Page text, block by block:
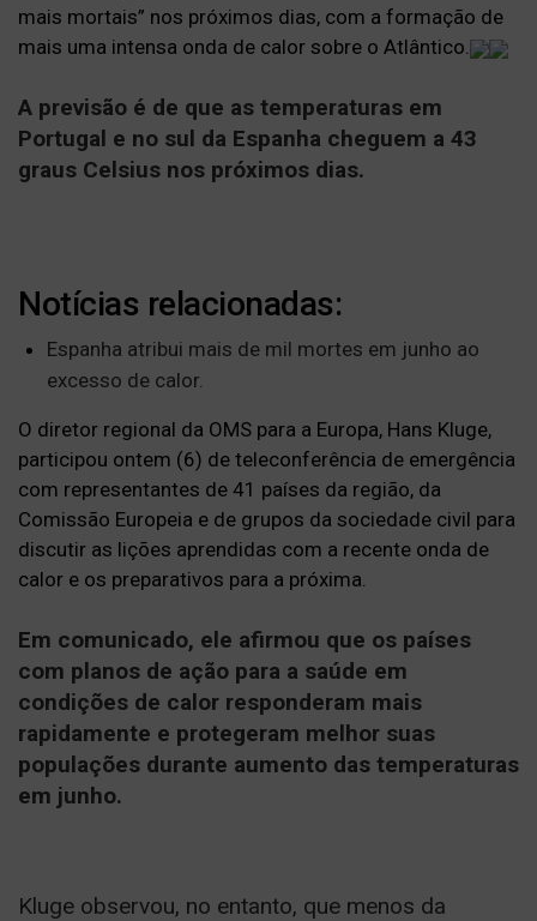
mais mortais” nos próximos dias, com a formação de
mais uma intensa onda de calor sobre o Atlântico.
A previsão é de que as temperaturas em
Portugal e no sul da Espanha cheguem a 43
graus Celsius nos próximos dias.
Notícias relacionadas:
Espanha atribui mais de mil mortes em junho ao
excesso de calor.
O diretor regional da OMS para a Europa, Hans Kluge,
participou ontem (6) de teleconferência de emergência
com representantes de 41 países da região, da
Comissão Europeia e de grupos da sociedade civil para
discutir as lições aprendidas com a recente onda de
calor e os preparativos para a próxima.
Em comunicado, ele afirmou que os países
com planos de ação para a saúde em
condições de calor responderam mais
rapidamente e protegeram melhor suas
populações durante aumento das temperaturas
em junho.
Kluge observou, no entanto, que menos da